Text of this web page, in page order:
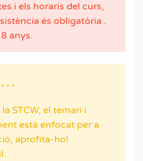
i els horaris del curs,
és obligatòria .
anys.
STCW, el temari i
està enfocat per a
aprofita-ho!